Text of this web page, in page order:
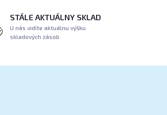
STÁLE AKTUÁLNY SKLAD
U nás vidíte aktuálnu výšku
skladových zásob